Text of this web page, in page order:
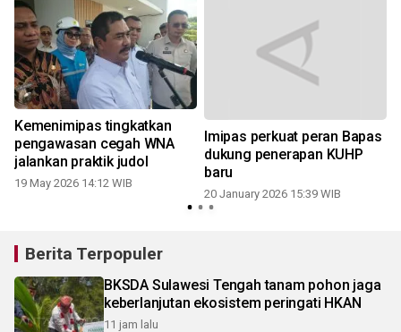
Kemenimipas tingkatkan
pengawasan cegah WNA
jalankan praktik judol
19 May 2026 14:12 WIB
Imipas perkuat peran Bapas
dukung penerapan KUHP
baru
20 January 2026 15:39 WIB
Berita Terpopuler
BKSDA Sulawesi Tengah tanam pohon jaga
keberlanjutan ekosistem peringati HKAN
11 jam lalu